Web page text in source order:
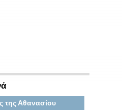
της Αθανασίου